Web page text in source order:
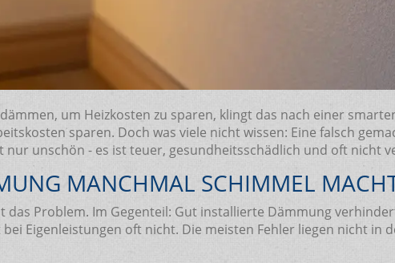
um Heizkosten zu sparen, klingt das nach einer
sparen. Doch was viele nicht wissen: Eine falsch
nur unschön - es ist teuer, gesundheitsschädlich und oft nicht
MANCHMAL SCHIMMEL
das Problem. Im Gegenteil: Gut installierte Dämmung
Eigenleistungen oft nicht. Die meisten Fehler liegen nicht